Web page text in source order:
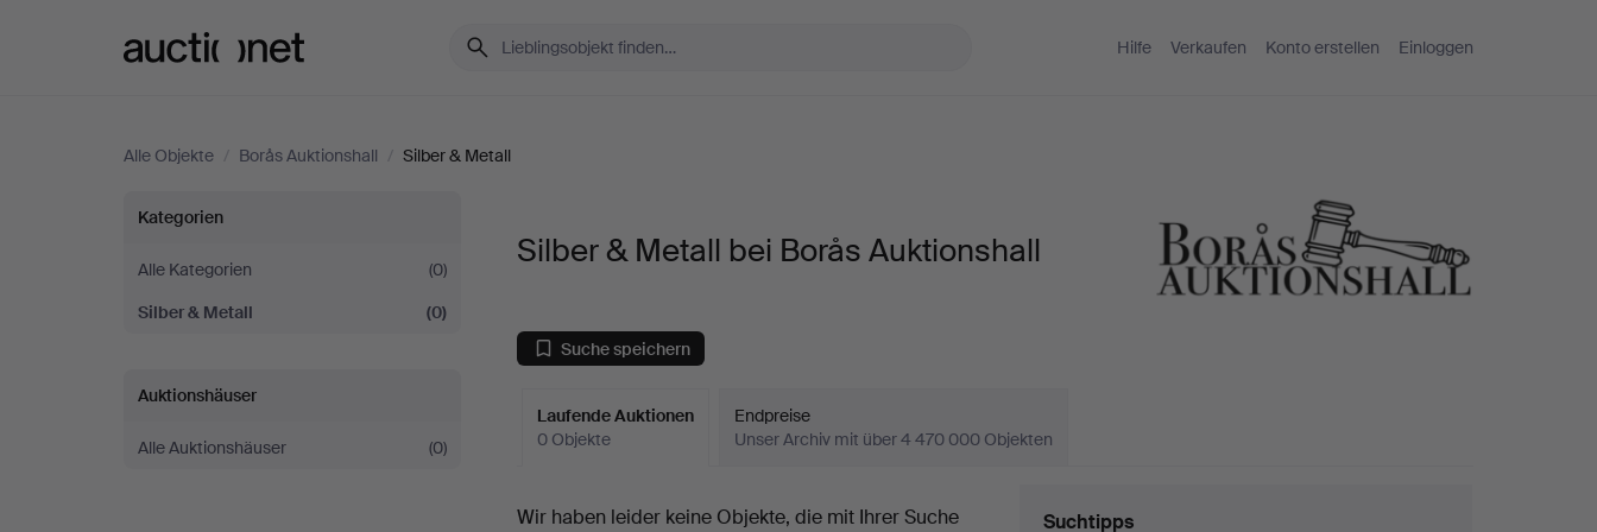
Hilfe Verkaufen Konto erstellen Einloggen
Alle Objekte / Borås Auktionshall / Silber & Metall
Silber
&
Metall
bei
Borås
Kategorien
Alle Kategorien
(0)
Silber & Metall
(0)
Auktionshäuser
Alle Auktionshäuser (0)
Silber & Metall bei Borås Auktionshall
Suche speichern
Laufende Auktionen
0 Objekte
Endpreise
Unser Archiv mit über 4 470 000 Objekten
Laufende
Wir haben leider keine Objekte, die mit Ihrer Suche
Suchtipps